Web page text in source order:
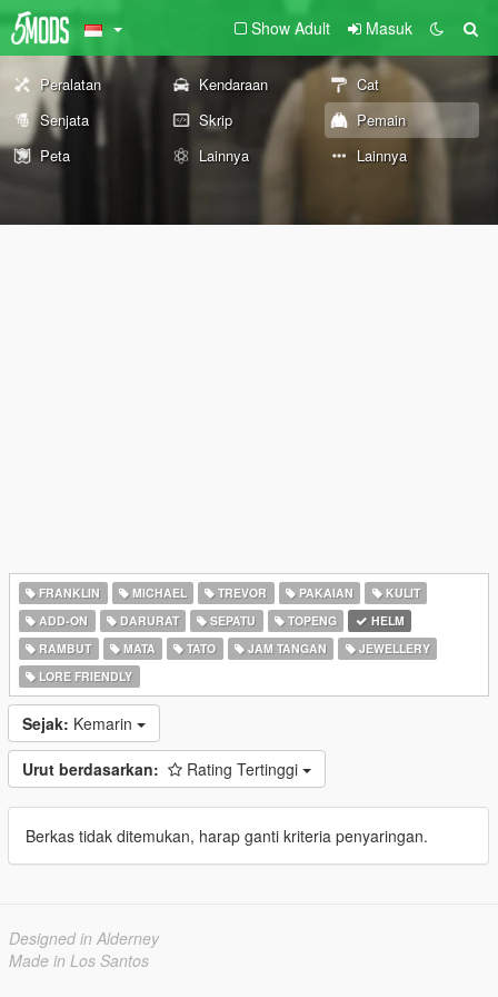
Show Adult Masuk
Peralatan Kendaraan
Cat
Senjata
Skrip
Pemain
Peta
Lainnya Lainnya
FRANKLIN MICHAEL TREVOR PAKAIAN
KULIT
ADD-ON
DARURAT SEPATU TOPENG
HELM
RAMBUT
MATA TATO JAM TANGAN
JEWELLERY
LORE FRIENDLY
Sejak: Kemarin
Urut berdasarkan: Rating Tertinggi
Berkas tidak ditemukan, harap ganti kriteria penyaringan.
Designed in Alderney
Made in Los Santos